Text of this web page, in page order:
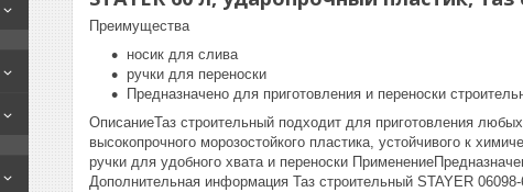
Преимущества
носик для слива
ручки для переноски
Предназначено для приготовления и переноски
ОписаниеТаз строительный подходит для приготовления
высокопрочного морозостойкого пластика, устойчивого к
ручки для удобного хвата и переноски
Дополнительная информация Таз строительный STAYER